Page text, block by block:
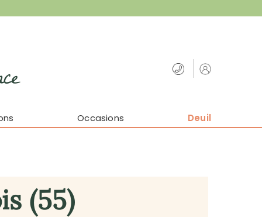
Occasions Deuil
(55)